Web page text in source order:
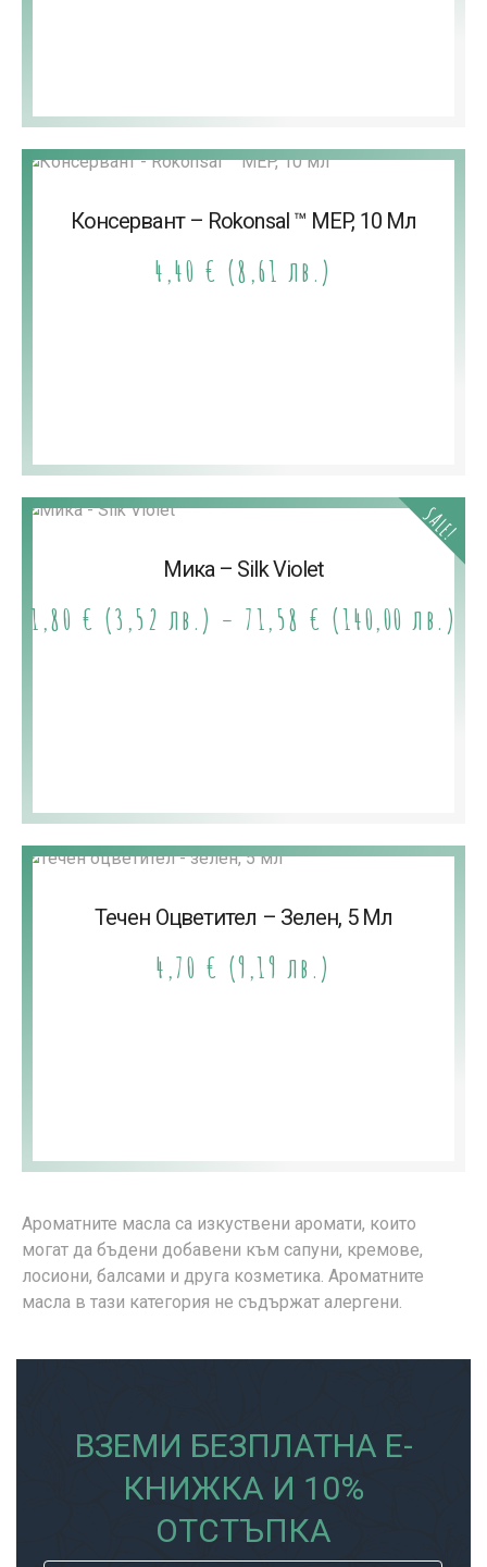
Консервант – Rokonsal ™ MEP, 10 Мл
4,40 € (8,61 лв.)
SALE!
Мика – Silk Violet
1,80 € (3,52 лв.) – 71,58 € (140,00 лв.)
Течен Оцветител – Зелен, 5 Мл
4,70 € (9,19 лв.)
Ароматните масла са изкуствени аромати, които
могат да бъдени добавени към сапуни, кремове,
лосиони, балсами и друга козметика. Ароматните
масла в тази категория не съдържат алергени.
ВЗЕМИ БЕЗПЛАТНА Е-
КНИЖКА И 10%
ОТСТЪПКА